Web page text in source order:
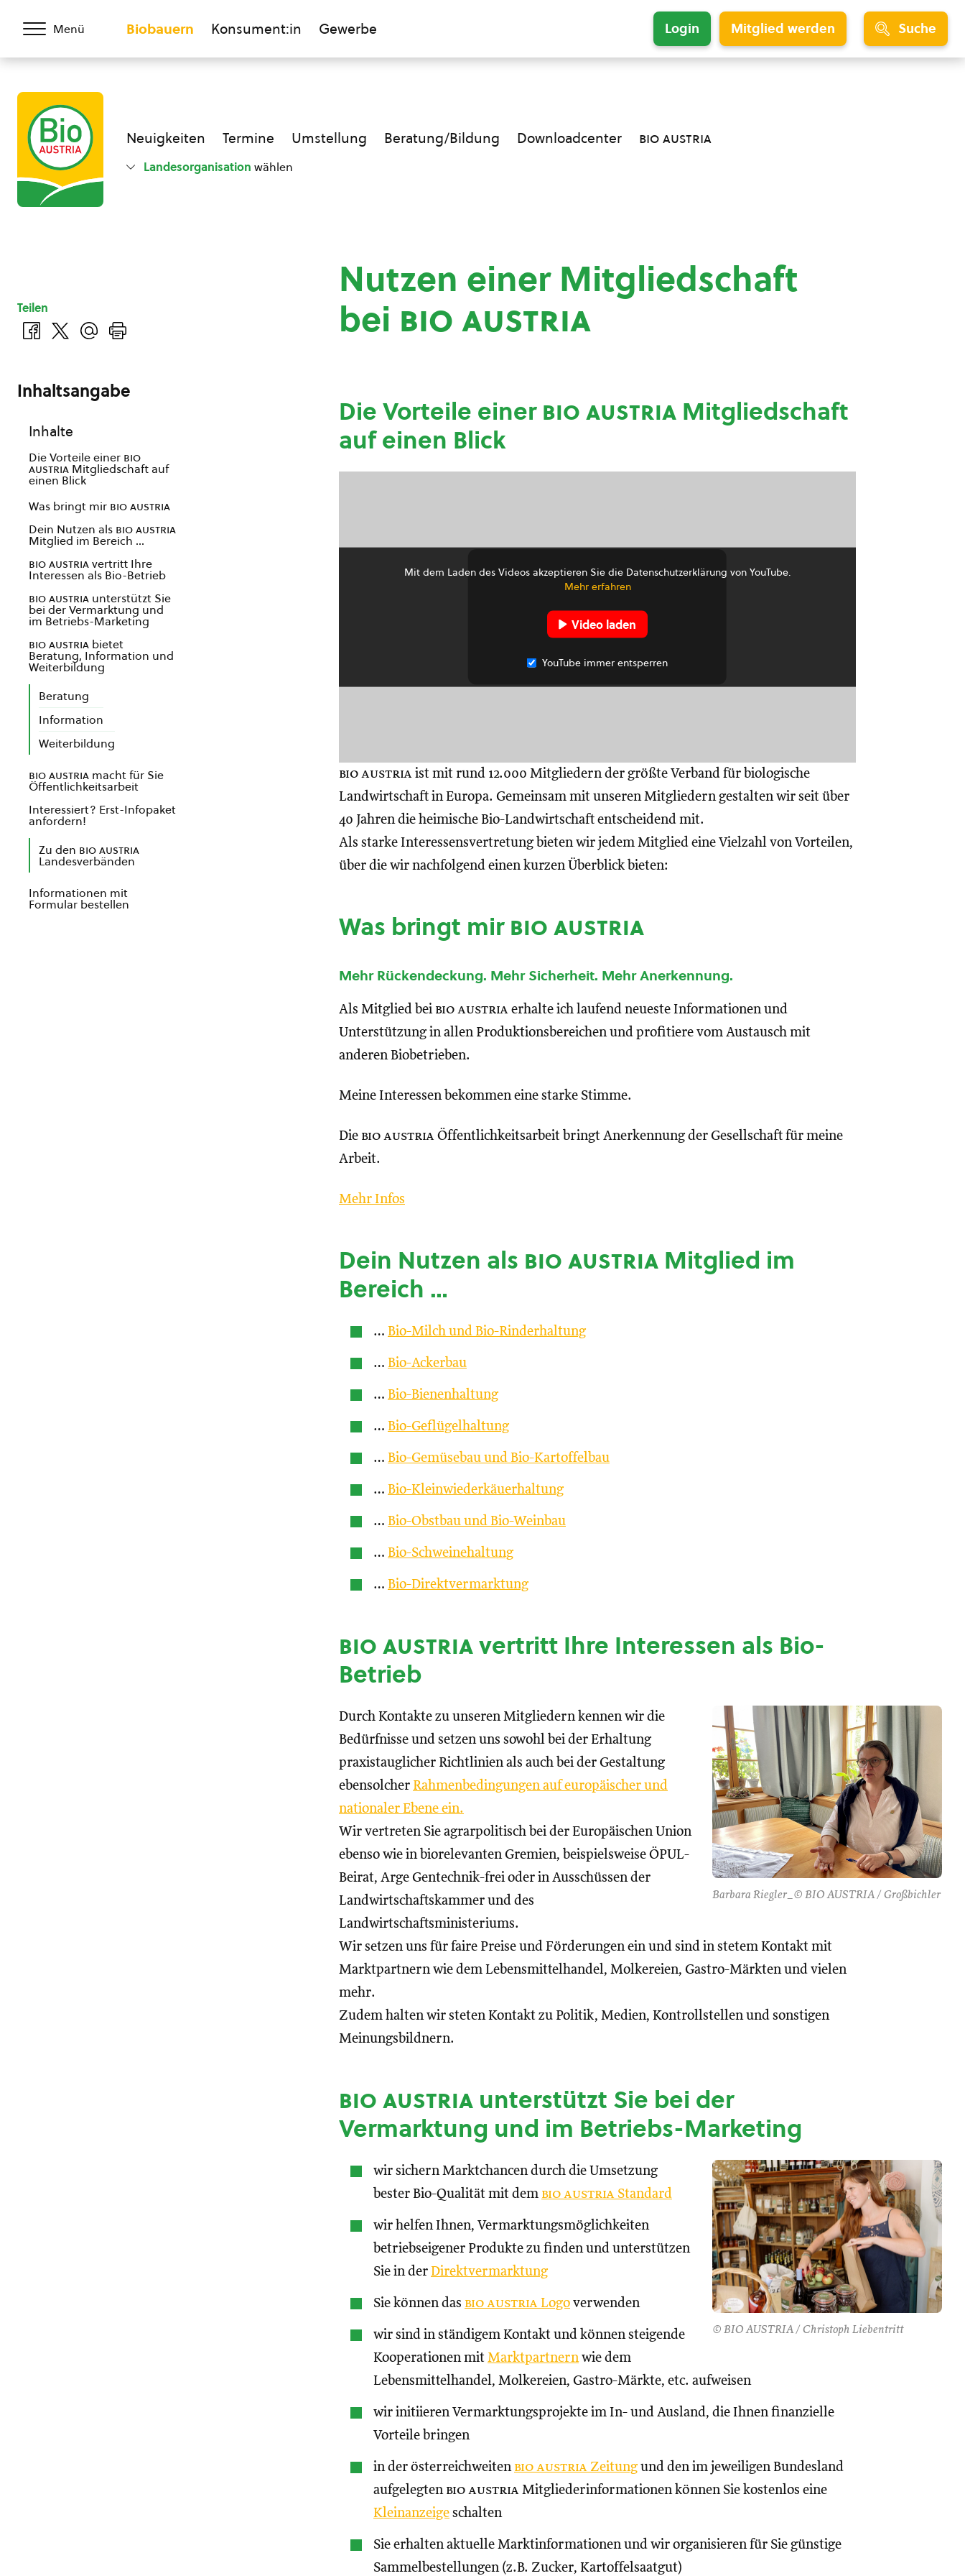
Menü Biobauern Konsument:in Gewerbe Login Mitglied werden Suche
Neuigkeiten Termine Umstellung Beratung/Bildung Downloadcenter bio austria
Landesorganisation wählen
Nutzen einer Mitgliedschaft
bei bio austria
Die Vorteile einerbio austria Mitgliedschaft
auf einen Blick
Mit dem Laden des Videos akzeptieren Sie die Datenschutzerklärung von YouTube.
Mehr erfahren
Video laden
YouTube immer entsperren
bio austria ist mit rund 12.000 Mitgliedern der größte Verband für biologische
Landwirtschaft in Europa. Gemeinsam mit unseren Mitgliedern gestalten wir seit über
40 Jahren die heimische Bio-Landwirtschaft entscheidend mit.
Als starke Interessensvertretung bieten wir jedem Mitglied eine Vielzahl von Vorteilen,
über die wir nachfolgend einen kurzen Überblick bieten:
Was bringt mirbio austria
Mehr Rückendeckung. Mehr Sicherheit. Mehr Anerkennung.
Als Mitglied bei bio austria erhalte ich laufend neueste Informationen und
Unterstützung in allen Produktionsbereichen und profitiere vom Austausch mit
anderen Biobetrieben.
Meine Interessen bekommen eine starke Stimme.
Die bio austria Öffentlichkeitsarbeit bringt Anerkennung der Gesellschaft für meine
Arbeit.
Mehr Infos
Dein Nutzen als bio austria Mitglied im
Bereich …
… Bio-Milch und Bio-Rinderhaltung
… Bio-Ackerbau
… Bio-Bienenhaltung
… Bio-Geflügelhaltung
… Bio-Gemüsebau und Bio-Kartoffelbau
… Bio-Kleinwiederkäuerhaltung
… Bio-Obstbau und Bio-Weinbau
… Bio-Schweinehaltung
… Bio-Direktvermarktung
bio austriavertritt Ihre Interessen als Bio-
Betrieb
Barbara Riegler_© BIO AUSTRIA / Großbichler
Durch Kontakte zu unseren Mitgliedern kennen wir die
Bedürfnisse und setzen uns sowohl bei der Erhaltung
praxistauglicher Richtlinien als auch bei der Gestaltung
ebensolcher Rahmenbedingungen auf europäischer und
nationaler Ebene ein.
Wir vertreten Sie agrarpolitisch bei der Europäischen Union
ebenso wie in biorelevanten Gremien, beispielsweise ÖPUL-
Beirat, Arge Gentechnik-frei oder in Ausschüssen der
Landwirtschaftskammer und des
Landwirtschaftsministeriums.
Wir setzen uns für faire Preise und Förderungen ein und sind in stetem Kontakt mit
Marktpartnern wie dem Lebensmittelhandel, Molkereien, Gastro-Märkten und vielen
mehr.
Zudem halten wir steten Kontakt zu Politik, Medien, Kontrollstellen und sonstigen
Meinungsbildnern.
bio austria unterstützt Sie bei der
Vermarktung und im Betriebs-Marketing
© BIO AUSTRIA / Christoph Liebentritt
wir sichern Marktchancen durch die Umsetzung
bester Bio-Qualität mit dem bio austria Standard
wir helfen Ihnen, Vermarktungsmöglichkeiten
betriebseigener Produkte zu finden und unterstützen
Sie in der Direktvermarktung
Sie können das bio austria Logo verwenden
wir sind in ständigem Kontakt und können steigende
Kooperationen mit Marktpartnernwie dem
Lebensmittelhandel, Molkereien, Gastro-Märkte, etc. aufweisen
wir initiieren Vermarktungsprojekte im In- und Ausland, die Ihnen finanzielle
Vorteile bringen
in der österreichweiten bio austria Zeitungund den im jeweiligen Bundesland
aufgelegten bio austria Mitgliederinformationen können Sie kostenlos eine
Kleinanzeige schalten
Sie erhalten aktuelle Marktinformationen und wir organisieren für Sie günstige
Sammelbestellungen (z.B. Zucker, Kartoffelsaatgut)
Teilen
Inhaltsangabe
Inhalte
Die Vorteile einer bio
austria Mitgliedschaft auf
einen Blick
Was bringt mir bio austria
Dein Nutzen als bio austria
Mitglied im Bereich …
bio austriavertritt Ihre
Interessen als Bio-Betrieb
bio austria unterstützt Sie
bei der Vermarktung und
im Betriebs-Marketing
bio austria bietet
Beratung, Information und
Weiterbildung
Beratung
Information
Weiterbildung
bio austria macht für Sie
Öffentlichkeitsarbeit
Interessiert? Erst-Infopaket
anfordern!
Zu den bio austria
Landesverbänden
Informationen mit
Formular bestellen